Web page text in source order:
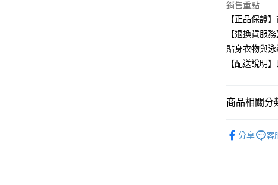
付款後全家取
每筆NT$80
7-11取貨付款
每筆NT$80
每筆NT$80
每筆NT$80
銷售重點
【正品保證
【退換貨服
貼身衣物與
【配送說明
商品相關分
分享 客